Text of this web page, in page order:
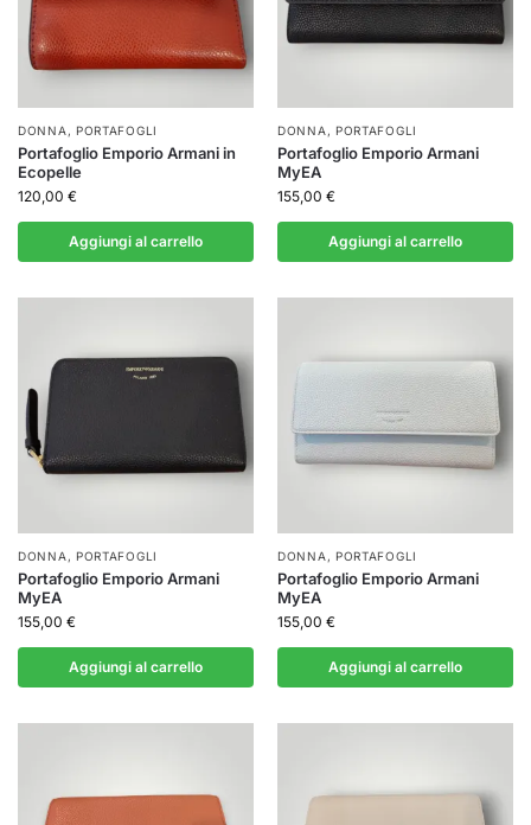
DONNA, PORTAFOGLI
Portafoglio Emporio Armani in
Ecopelle
120,00 €
Aggiungi al carrello
DONNA, PORTAFOGLI
Portafoglio Emporio Armani
MyEA
155,00 €
Aggiungi al carrello
DONNA, PORTAFOGLI
Portafoglio Emporio Armani
MyEA
155,00 €
Aggiungi al carrello
DONNA, PORTAFOGLI
Portafoglio Emporio Armani
MyEA
155,00 €
Aggiungi al carrello